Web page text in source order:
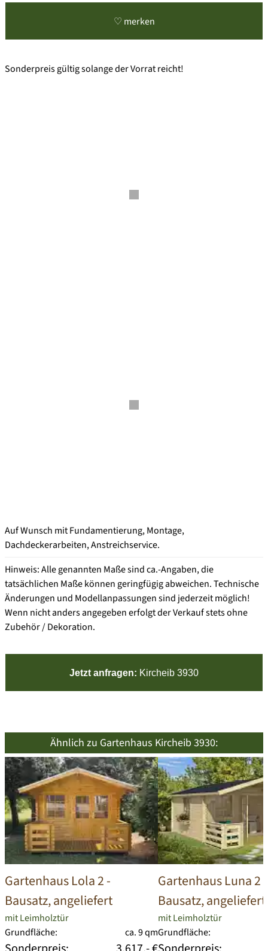
♡ merken
Sonderpreis gültig solange der Vorrat reicht!
Auf Wunsch mit Fundamentierung, Montage,
Dachdeckerarbeiten, Anstreichservice.
Hinweis: Alle genannten Maße sind ca.-Angaben, die
tatsächlichen Maße können geringfügig abweichen. Technische
Änderungen und Modellanpassungen sind jederzeit möglich!
Wenn nicht anders angegeben erfolgt der Verkauf stets ohne
Zubehör / Dekoration.
Jetzt anfragen: Kircheib 3930
Ähnlich zu Gartenhaus Kircheib 3930:
Gartenhaus Lola 2-
Bausatz, angeliefert
mit Leimholztür
Grundfläche:
ca. 9 qm
Gartenhaus Luna 2
Bausatz, angeliefert
mit Leimholztür
Grundfläche: